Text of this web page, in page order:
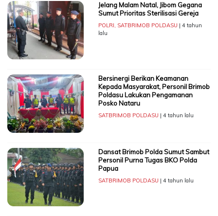
Jelang Malam Natal, Jibom Gegana
Sumut Prioritas Sterilisasi Gereja
POLRI SATBRIMOB POLDASU | 4 tahun
lalu
Bersinergi Berikan Keamanan
Kepada Masyarakat, Personil Brimob
Poldasu Lakukan Pengamanan
Posko Nataru
SATBRIMOB POLDASU | 4 tahun lalu
Dansat Brimob Polda Sumut Sambut
Personil Purna Tugas BKO Polda
Papua
SATBRIMOB POLDASU | 4 tahun lalu